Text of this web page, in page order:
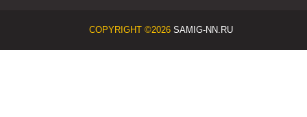
COPYRIGHT ©2026 SAMIG-NN.RU